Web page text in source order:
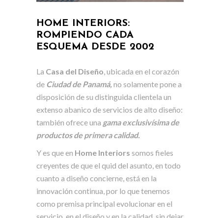
HOME INTERIORS:
ROMPIENDO CADA
ESQUEMA DESDE 2002
La Casa del Diseño, ubicada en el corazón
de Ciudad de Panamá, no solamente pone a
disposición de su distinguida clientela un
extenso abanico de servicios de alto diseño:
también ofrece una gama exclusivísima de
productos de primera calidad.
Y es que en Home Interiors somos fieles
creyentes de que el quid del asunto, en todo
cuanto a diseño concierne, está en la
innovación continua, por lo que tenemos
como premisa principal evolucionar en el